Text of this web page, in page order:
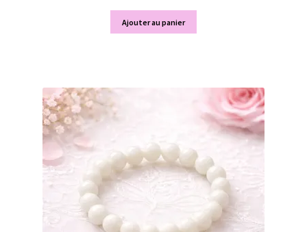
Ajouter au panier